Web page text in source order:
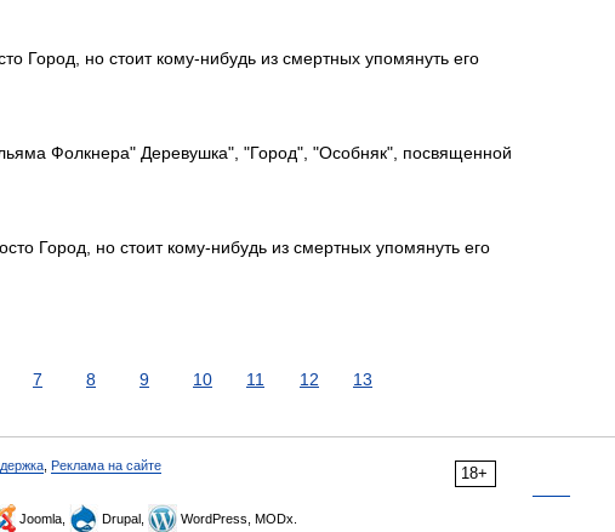
Город, но стоит кому-нибудь из смертных упомянуть его
Фолкнера" Деревушка", "Город", "Особняк", посвященной
Город, но стоит кому-нибудь из смертных упомянуть его
7 8 9 10 11 12 13
18+
Реклама на сайте
Joomla, Drupal, WordPress, MODx.